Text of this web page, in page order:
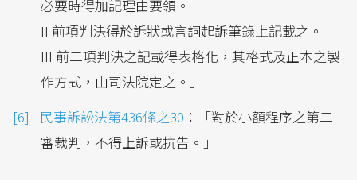
必要時得加記理由要領。
II 前項判決得於訴狀或言詞起訴筆錄上記載之。
III 前二項判決之記載得表格化，其格式及正本之製
作方式，由司法院定之。」
民事訴訟法第436條之30 ：「對於小額程序之第二
審裁判，不得上訴或抗告。」